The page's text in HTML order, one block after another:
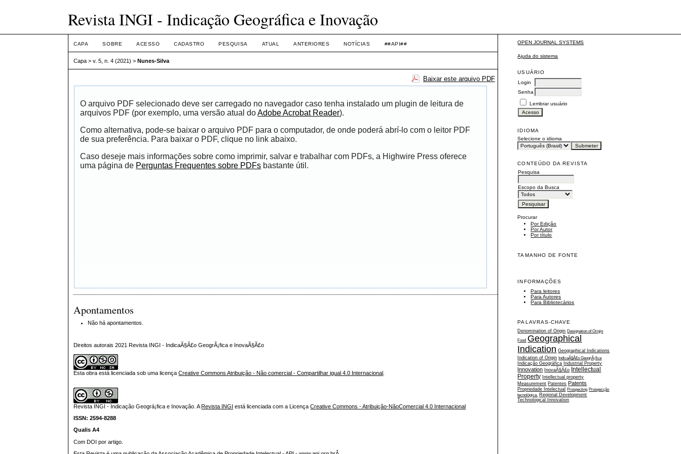
Revista INGI - Indicação Geográfica e Inovação
OPEN JOURNAL SYSTEMS
Ajuda do sistema
USUÁRIO
Login
Senha
Lembrar usuário
IDIOMA
Selecione o idioma
CONTEÚDO DA REVISTA
Pesquisa
Escopo da Busca
Procurar
Por Edição
Por Autor
Por título
TAMANHO DE FONTE
INFORMAÇÕES
Para leitores
Para Autores
Para Bibliotecários
PALAVRAS-CHAVE
Denomination of Origin Designation of Origin
Food Geographical
Indication Geographical Indications
Indication of Origin IndicaÃ§Ã£o GeogrÃ¡fica
Indicação Geográfica Industrial Property
Innovation InovaÃ§Ã£o Intellectual
Property Intellectual property
Measurement Patentes Patents
Propriedade Intelectual Prospecting Prospecção
tecnológica. Regional Development
Technological Innovation
CAPA SOBRE ACESSO CADASTRO PESQUISA ATUAL ANTERIORES NOTÍCIAS ##API##
Capa >v. 5, n. 4 (2021) >Nunes-Silva
Baixar este arquivo PDF
O arquivo PDF selecionado deve ser carregado no navegador caso tenha instalado um plugin de leitura de
arquivos PDF (por exemplo, uma versão atual doAdobe Acrobat Reader).
Como alternativa, pode-se baixar o arquivo PDF para o computador, de onde poderá abrí-lo com o leitor PDF
de sua preferência. Para baixar o PDF, clique no link abaixo.
Caso deseje mais informações sobre como imprimir, salvar e trabalhar com PDFs, a Highwire Press oferece
uma página de Perguntas Frequentes sobre PDFs bastante útil.
Apontamentos
Não há apontamentos.
Direitos autorais 2021 Revista INGI - IndicaÃ§Ã£o GeogrÃ¡fica e InovaÃ§Ã£o
Esta obra está licenciada sob uma licençaCreative Commons Atribuição - Não comercial - Compartilhar igual 4.0 Internacional
Revista INGI - Indicação Geográ¡fica e Inovação.ARevista INGI está licenciada com a LicençaCreative Commons - Atribuição-NãoComercial 4.0 Internacional
ISSN: 2594-8288
Qualis A4
Com DOI por artigo.